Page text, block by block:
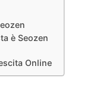
è Seozen
Online